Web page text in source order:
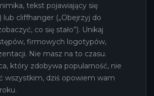
tekst pojawiający się
lub cliffhanger („Obejrzyj do
co się stało”). Unikaj
firmowych logotypów,
Nie masz na to czasu.
który zdobywa popularność, nie
wszystkim, dziś opowiem wam